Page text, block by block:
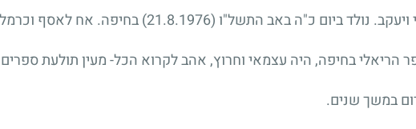
נולד ביום כ"ה באב התשל"ו (21.8.1976)
בחיפה. אח לאסף
הריאלי בחיפה, היה עצמאי וחרוץ, אהב לקרוא הכל- מעין תולעת
במשך שנים.